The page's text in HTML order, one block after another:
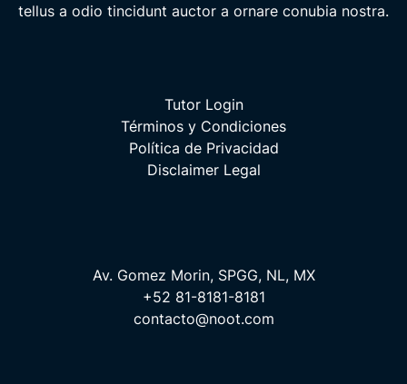
tellus a odio tincidunt auctor a ornare conubia nostra.
Tutor Login
Términos y Condiciones
Política de Privacidad
Disclaimer Legal
Av. Gomez Morin, SPGG, NL, MX
+52 81-8181-8181
contacto@noot.com